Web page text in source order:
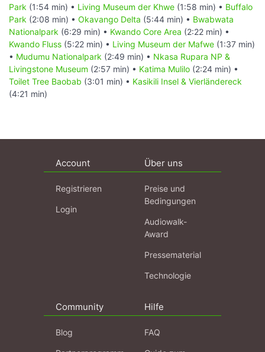
Park (1:54 min) • Living Museum der Khwe (1:58 min) • Buffalo
Park (2:08 min) • Okavango Delta (5:44 min) • Bwabwata
Nationalpark (6:29 min) • Kwando Core Area (2:22 min) •
Kwando Fluss (5:22 min) • Living Museum der Mafwe (1:37 min)
• Mudumu Nationalpark (2:49 min) • Nkasa Rupara NP &
Livingstone Museum (2:57 min) • Katima Mulilo (2:24 min) •
Toilet Tree Baobab (3:01 min) • Kasikili Insel & Vierländereck
(4:21 min)
Account
Registrieren
Login
Über uns
Preise und
Bedingungen
Audiowalk-
Award
Pressematerial
Technologie
Community
Blog
Hilfe
FAQ